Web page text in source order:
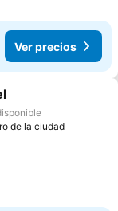
Ver precios
de la ciudad